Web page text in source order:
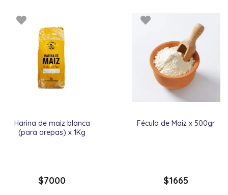
Harina de maiz blanca
(para arepas) x 1Kg
$7000
Fécula de Maiz x 500gr
$1665